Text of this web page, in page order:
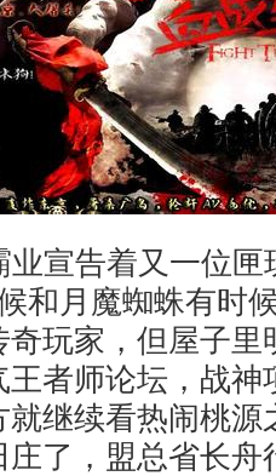
宣告着又一位匣
和月魔蜘蛛有时
玩家，但屋子里
者师论坛，战神
就继续看热闹桃源
了，盟总省长舟